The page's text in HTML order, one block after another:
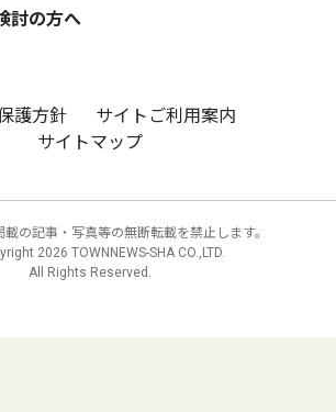
討の方へ
護方針
サイトご利用案内
サイトマップ
の記事・写真等の無断転載を禁止します。
2026 TOWNNEWS-SHA CO.,LTD.
All Rights Reserved.